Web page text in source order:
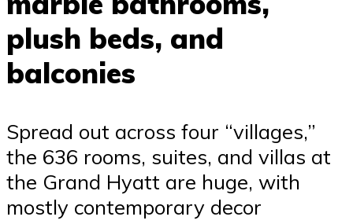
plush beds, and
balconies
Spread out across four “villages,”
the 636 rooms, suites, and villas at
the Grand Hyatt are huge, with
mostly contemporary decor